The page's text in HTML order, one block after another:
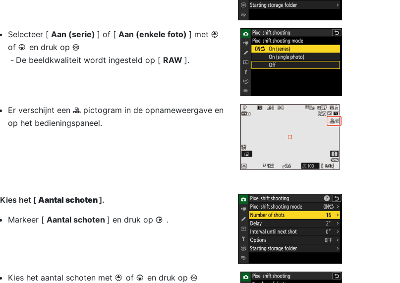
Selecteer [ Aan (serie) ] of [ Aan (enkele foto) ] met 1
of 3 en druk op J
De beeldkwaliteit wordt ingesteld op [ RAW ].
Er verschijnt een Z pictogram in de opnameweergave en
op het bedieningspaneel.
Kies het [ Aantal schoten].
Markeer [ Aantal schoten ] en druk op 2 .
Kies het aantal schoten met 1 of 3 en druk op J